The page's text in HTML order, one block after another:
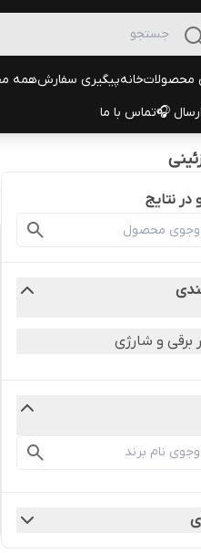
محصولاتخانهپیگیری سفارشهمه
🎧تماس با ما
نتایج
برقی و شارژی